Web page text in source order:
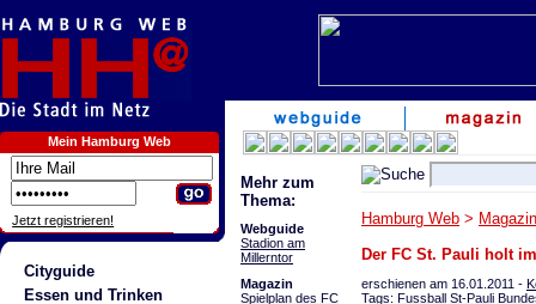
Mein Hamburg Web
Jetzt registrieren!
Cityguide
Essen und Trinken
Mehr zum
Thema:
Webguide
Stadion am
Millerntor
Magazin
Spielplan des FC
Hamburg Web > Magazin
Der FC St. Pauli holt
erschienen am 16.01.2011 -
Tags: Fussball St-Pauli